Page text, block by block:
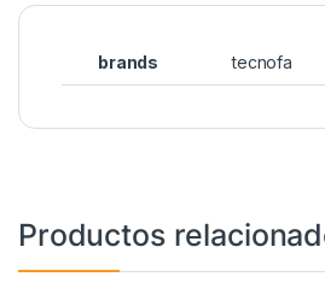
brands tecnofa
Productos